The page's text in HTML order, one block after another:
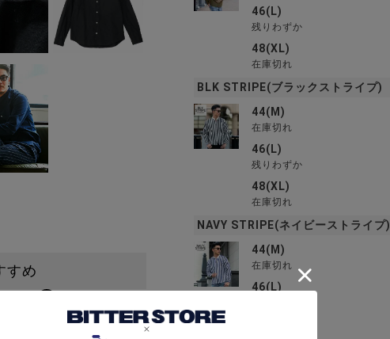
すめ
46(L)
残りわずか
48(XL)
在庫切れ
BLK STRIPE(ブラックストライプ)
44(M)
在庫切れ
46(L)
残りわずか
48(XL)
在庫切れ
NAVY STRIPE(ネイビーストライプ)
44(M)
在庫切れ
46(L)